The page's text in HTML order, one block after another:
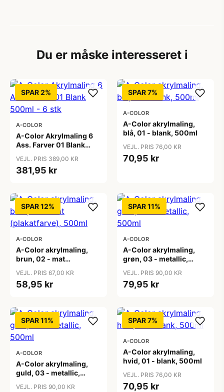
Du er måske interesseret i
SPAR 2%
A-COLOR
A-Color Akrylmaling 6
Ass. Farver 01 Blank
VEJL. PRIS 389,00 KR
381,95 kr
SPAR 7%
A-COLOR
A-Color akrylmaling,
blå, 01 - blank, 500ml
VEJL. PRIS 76,00 KR
70,95 kr
SPAR 12%
A-COLOR
A-Color akrylmaling,
brun, 02 - mat
VEJL. PRIS 67,00 KR
58,95 kr
SPAR 11%
A-COLOR
A-Color akrylmaling,
grøn, 03 - metallic,
VEJL. PRIS 90,00 KR
79,95 kr
SPAR 11%
A-COLOR
A-Color akrylmaling,
guld, 03 - metallic,
VEJL. PRIS 90,00 KR
SPAR 7%
A-COLOR
A-Color akrylmaling,
hvid, 01 - blank, 500ml
VEJL. PRIS 76,00 KR
70,95 kr